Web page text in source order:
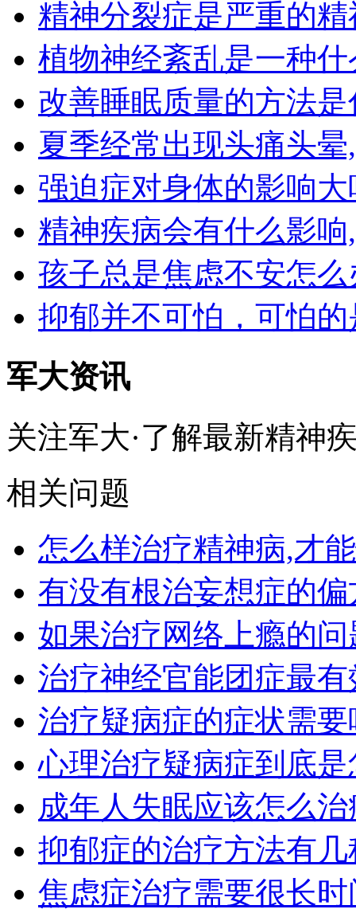
精神分裂症是严重的
植物神经紊乱是一种
改善睡眠质量的方法
夏季经常出现头痛头
强迫症对身体的影响
精神疾病会有什么影
孩子总是焦虑不安怎
抑郁并不可怕，可怕
军大资讯
关注军大·了解最新精神
相关问题
怎么样治疗精神病,才
有没有根治妄想症的偏
如果治疗网络上瘾的
治疗神经官能团症最
治疗疑病症的症状需
心理治疗疑病症到底
成年人失眠应该怎么治
抑郁症的治疗方法有
焦虑症治疗需要很长